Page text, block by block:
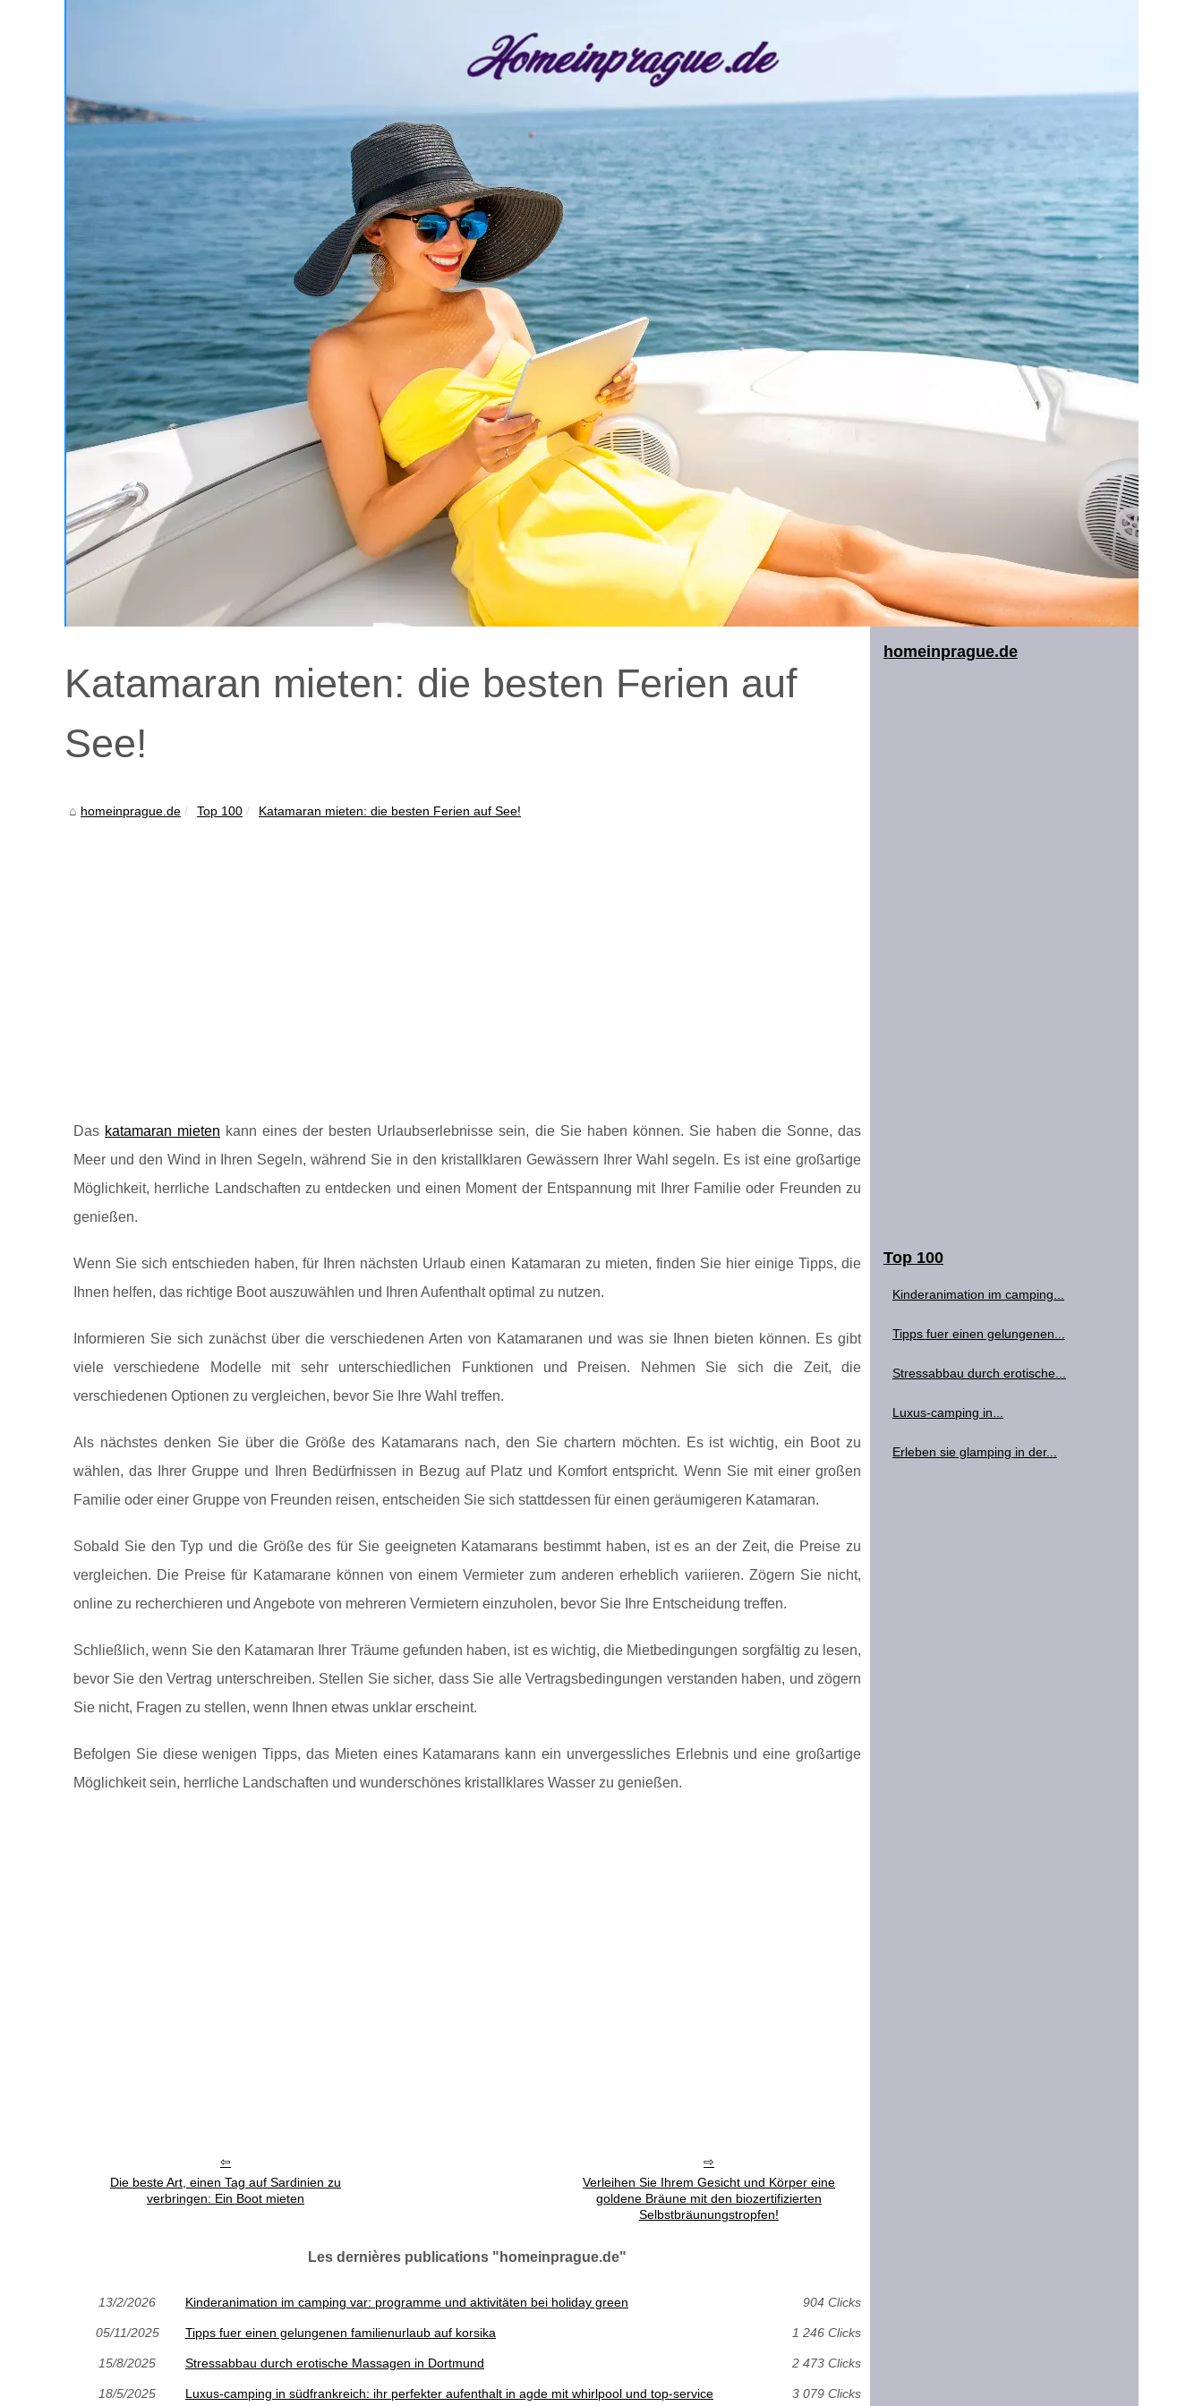
Katamaran mieten: die besten Ferien auf
See!
homeinprague.de Top 100 Katamaran mieten: die besten Ferien auf See!
Das katamaran mieten kann eines der besten Urlaubserlebnisse sein, die Sie haben können. Sie haben die Sonne, das
Meer und den Wind in Ihren Segeln, während Sie in den kristallklaren Gewässern Ihrer Wahl segeln. Es ist eine großartige
Möglichkeit, herrliche Landschaften zu entdecken und einen Moment der Entspannung mit Ihrer Familie oder Freunden zu
genießen.
Wenn Sie sich entschieden haben, für Ihren nächsten Urlaub einen Katamaran zu mieten, finden Sie hier einige Tipps, die
Ihnen helfen, das richtige Boot auszuwählen und Ihren Aufenthalt optimal zu nutzen.
Informieren Sie sich zunächst über die verschiedenen Arten von Katamaranen und was sie Ihnen bieten können. Es gibt
viele verschiedene Modelle mit sehr unterschiedlichen Funktionen und Preisen. Nehmen Sie sich die Zeit, die
verschiedenen Optionen zu vergleichen, bevor Sie Ihre Wahl treffen.
Als nächstes denken Sie über die Größe des Katamarans nach, den Sie chartern möchten. Es ist wichtig, ein Boot zu
wählen, das Ihrer Gruppe und Ihren Bedürfnissen in Bezug auf Platz und Komfort entspricht. Wenn Sie mit einer großen
Familie oder einer Gruppe von Freunden reisen, entscheiden Sie sich stattdessen für einen geräumigeren Katamaran.
Sobald Sie den Typ und die Größe des für Sie geeigneten Katamarans bestimmt haben, ist es an der Zeit, die Preise zu
vergleichen. Die Preise für Katamarane können von einem Vermieter zum anderen erheblich variieren. Zögern Sie nicht,
online zu recherchieren und Angebote von mehreren Vermietern einzuholen, bevor Sie Ihre Entscheidung treffen.
Schließlich, wenn Sie den Katamaran Ihrer Träume gefunden haben, ist es wichtig, die Mietbedingungen sorgfältig zu lesen,
bevor Sie den Vertrag unterschreiben. Stellen Sie sicher, dass Sie alle Vertragsbedingungen verstanden haben, und zögern
Sie nicht, Fragen zu stellen, wenn Ihnen etwas unklar erscheint.
Befolgen Sie diese wenigen Tipps, das Mieten eines Katamarans kann ein unvergessliches Erlebnis und eine großartige
Möglichkeit sein, herrliche Landschaften und wunderschönes kristallklares Wasser zu genießen.
Die beste Art, einen Tag auf Sardinien zu
verbringen: Ein Boot mieten
Verleihen Sie Ihrem Gesicht und Körper eine
goldene Bräune mit den biozertifizierten
Selbstbräunungstropfen!
Les dernières publications "homeinprague.de"
13/2/2026 Kinderanimation im camping var: programme und aktivitäten bei holiday green 904 Clicks
05/11/2025 Tipps fuer einen gelungenen familienurlaub auf korsika 1 246 Clicks
15/8/2025 Stressabbau durch erotische Massagen in Dortmund 2 473 Clicks
18/5/2025 Luxus-camping in südfrankreich: ihr perfekter aufenthalt in agde mit whirlpool und top-service 3 079 Clicks
homeinprague.de
Top 100
Kinderanimation im camping...
Tipps fuer einen gelungenen...
Stressabbau durch erotische...
Luxus-camping in...
Erleben sie glamping in der...